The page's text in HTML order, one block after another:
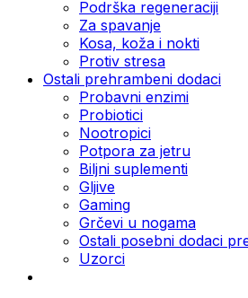
Podrška regeneraciji
Za spavanje
Kosa, koža i nokti
Protiv stresa
Ostali prehrambeni dodaci
Probavni enzimi
Probiotici
Nootropici
Potpora za jetru
Biljni suplementi
Gljive
Gaming
Grčevi u nogama
Ostali posebni dodaci
Uzorci